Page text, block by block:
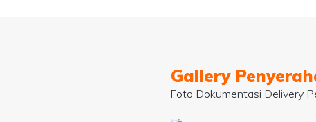
Gallery
Foto Dokumentasi Delivery